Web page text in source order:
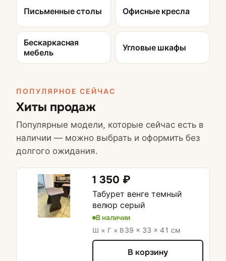
Письменные столы Офисные кресла
Бескаркасная
мебель
Угловые шкафы
ПОПУЛЯРНОЕ СЕЙЧАС
Хиты продаж
Популярные модели, которые сейчас есть в
наличии — можно выбрать и оформить без
долгого ожидания.
1 350 ₽
Табурет венге темный
велюр серый
В наличии
Ш × Г × В39 × 33 × 41 см
В корзину